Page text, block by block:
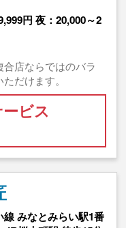
円 夜：20,000～2
店ならではのバラ
だけます。
ビス
線 みなとみらい駅1番